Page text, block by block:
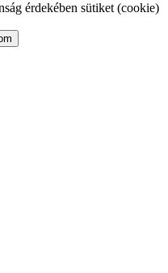
érdekében sütiket (cookie)